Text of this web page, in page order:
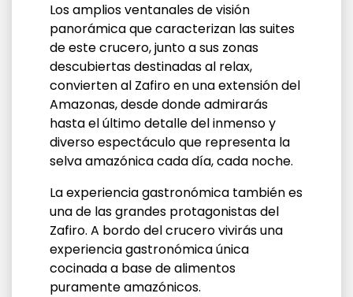
Los amplios ventanales de visión
panorámica que caracterizan las suites
de este crucero, junto a sus zonas
descubiertas destinadas al relax,
convierten al Zafiro en una extensión del
Amazonas, desde donde admirarás
hasta el último detalle del inmenso y
diverso espectáculo que representa la
selva amazónica cada día, cada noche.
La experiencia gastronómica también es
una de las grandes protagonistas del
Zafiro. A bordo del crucero vivirás una
experiencia gastronómica única
cocinada a base de alimentos
puramente amazónicos.